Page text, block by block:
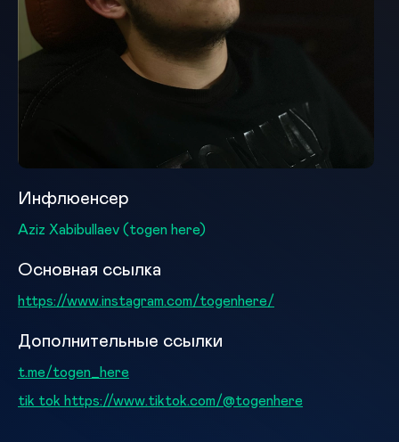
Инфлюенсер
Aziz Xabibullaev (togen here)
Основная ссылка
https://www.instagram.com/togenhere/
Дополнительные ссылки
t.me/togen_here
tik tok https://www.tiktok.com/@togenhere